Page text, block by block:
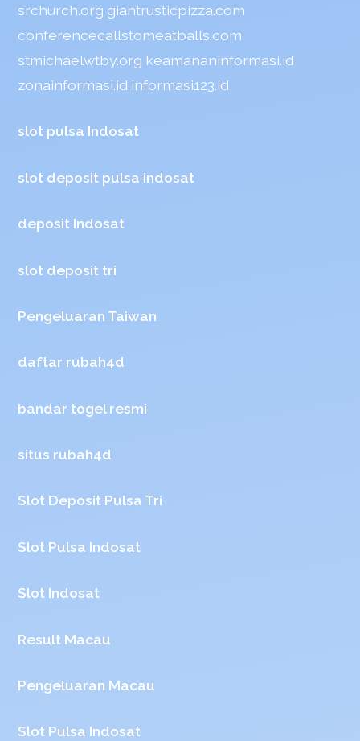
srchurch.org giantrusticpizza.com
conferencecallstomeatballs.com
stmichaelwtby.org keamananinformasi.id
zonainformasi.id informasi123.id
slot pulsa Indosat
slot deposit pulsa indosat
deposit Indosat
slot deposit tri
Pengeluaran Taiwan
daftar rubah4d
bandar togel resmi
situs rubah4d
Slot Deposit Pulsa Tri
Slot Pulsa Indosat
Slot Indosat
Result Macau
Pengeluaran Macau
Slot Pulsa Indosat